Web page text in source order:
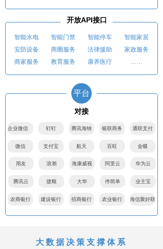
智能水电 智能门禁 智能停车 智能家居
安防设备 商圈服务 法律援助 家政服务
商家服务 教育服务 康养医疗 ……
开放API接口
捷顺 停简单
大华 业主宝
腾讯云
农商银行
阿里云
海康威视 华为云
航天 金蝶
企业微信
微信
用友
对接
浪潮
平台
钉钉 银联商务
腾讯海纳 通联支付
支付宝 百旺
建设银行 农业银行
招商银行 海信聚好联
大数据决策支撑体系